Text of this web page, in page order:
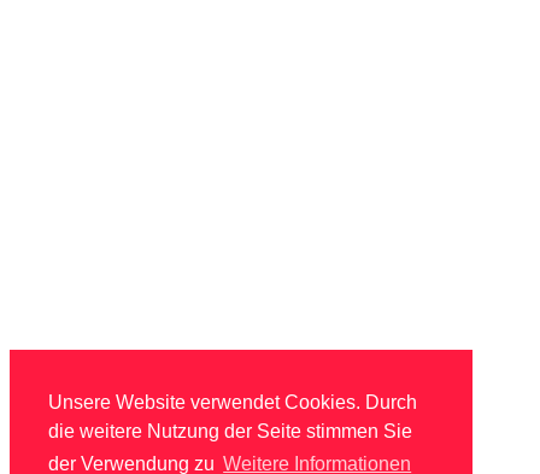
Unsere Website verwendet Cookies. Durch
die weitere Nutzung der Seite stimmen Sie
der Verwendung zu Weitere Informationen